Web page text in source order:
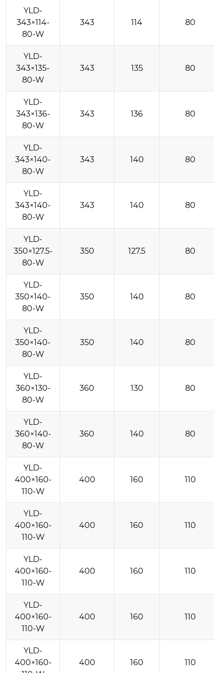
YLD-
343×114-
80-W
343 114 80
YLD-
343×135-
80-W
343 135 80
YLD-
343×136-
80-W
343 136 80
YLD-
343×140-
80-W
343 140 80
YLD-
343×140-
80-W
343 140 80
YLD-
350×127.5-
80-W
350 127.5 80
YLD-
350×140-
80-W
350 140 80
YLD-
350×140-
80-W
350 140 80
YLD-
360×130-
80-W
360 130 80
YLD-
360×140-
80-W
360 140 80
YLD-
400×160-
110-W
400 160 110
YLD-
400×160-
110-W
400 160 110
YLD-
400×160-
110-W
400 160 110
YLD-
400×160-
110-W
400 160 110
YLD-
400×160-
400 160 110